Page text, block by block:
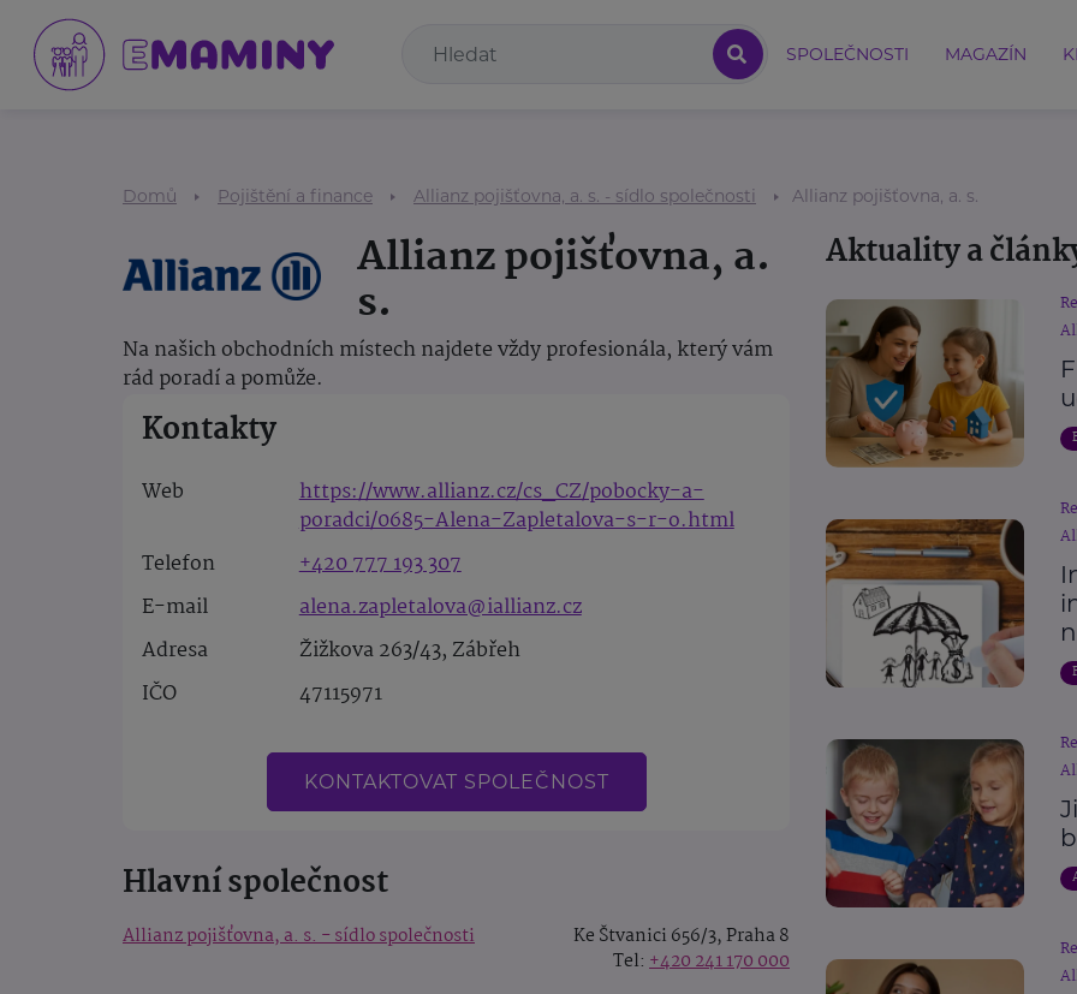
SPOLEČNOSTI MAGAZÍN
Domů Pojištění a finance Allianz pojišťovna, a. s. - sídlo společnosti Allianz pojišťovna, a. s.
Allianz pojišťovna, a.
s.
Na našich obchodních místech najdete vždy profesionála, který vám
rád poradí a pomůže.
Kontakty
Web
https://www.allianz.cz/cs_CZ/pobocky-a-
poradci/0685-Alena-Zapletalova-s-r-o.html
Telefon
+420 777 193 307
E-mail
alena.zapletalova@iallianz.cz
Adresa
Žižkova 263/43, Zábřeh
IČO
47115971
KONTAKTOVAT SPOLEČNOST
Hlavní společnost
Allianz pojišťovna, a. s. - sídlo společnosti
Ke Štvanici 656/3, Praha 8
Tel: +420 241 170 000
Aktuality a